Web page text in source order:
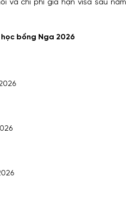
và chi phí gia hạn visa sau năm
bổng Nga 2026